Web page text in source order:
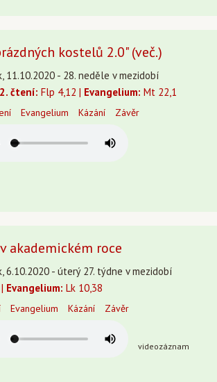
kostelů 2.0" (več.)
11.10.2020 - 28. neděle v mezidobí
2. čtení: Flp 4,12 | Evangelium: Mt 22,1
Evangelium Kázání Závěr
akademickém roce
6.10.2020 - úterý 27. týdne v mezidobí
Evangelium: Lk 10,38
Evangelium Kázání Závěr
videozáznam